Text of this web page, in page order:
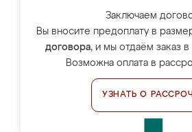
Заключаем
Вы вносите предоплату в
договора, и мы отдаём заказ
Возможна оплата в
УЗНАТЬ О